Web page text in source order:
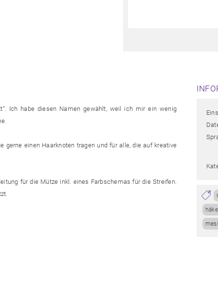
Ich habe diesen Namen gewählt, weil ich mir ein wenig
gerne einen Haarknoten tragen und für alle, die auf kreative
für die Mütze inkl. eines Farbschemas für die Streifen.